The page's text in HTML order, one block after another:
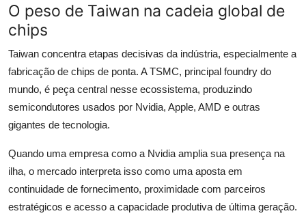
O peso de Taiwan na cadeia global de
chips
Taiwan concentra etapas decisivas da indústria, especialmente a
fabricação de chips de ponta. A TSMC, principal foundry do
mundo, é peça central nesse ecossistema, produzindo
semicondutores usados por Nvidia, Apple, AMD e outras
gigantes de tecnologia.
Quando uma empresa como a Nvidia amplia sua presença na
ilha, o mercado interpreta isso como uma aposta em
continuidade de fornecimento, proximidade com parceiros
estratégicos e acesso a capacidade produtiva de última geração.